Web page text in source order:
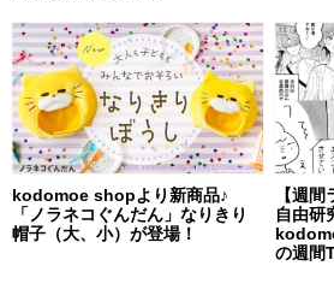
kodomoe shopより新商品♪
「ノラネコぐんだん」なりきり
帽子（大、小）が登場！
【週
自由研
の週間